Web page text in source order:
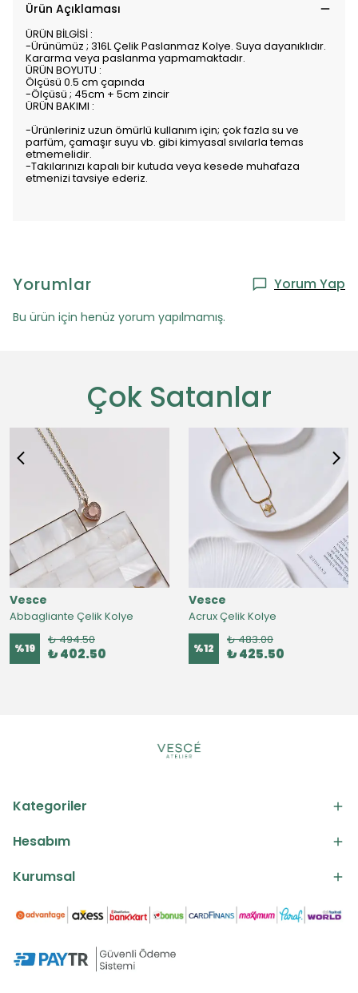
Ürün Açıklaması
ÜRÜN BİLGİSİ :
-Ürünümüz ; 316L Çelik Paslanmaz Kolye. Suya dayanıklıdır.
Kararma veya paslanma yapmamaktadır.
ÜRÜN BOYUTU :
Ölçüsü 0.5 cm çapında
-Ölçüsü ; 45cm + 5cm zincir
ÜRÜN BAKIMI :
-Ürünleriniz uzun ömürlü kullanım için; çok fazla su ve
parfüm, çamaşır suyu vb. gibi kimyasal sıvılarla temas
etmemelidir.
-Takılarınızı kapalı bir kutuda veya kesede muhafaza
etmenizi tavsiye ederiz.
Yorumlar Yorum Yap
Bu ürün için henüz yorum yapılmamış.
Çok Satanlar
Vesce
Abbagliante Çelik Kolye
%19
₺ 494.50
₺ 402.50
Vesce
Acrux Çelik Kolye
%12
₺ 483.00
₺ 425.50
Kategoriler
Hesabım
Kurumsal